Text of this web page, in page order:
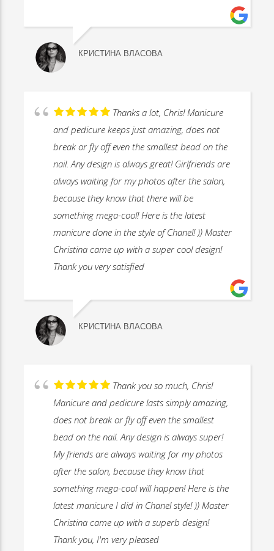
КРИСТИНА ВЛАСОВА
Thanks a lot, Chris! Manicure
and pedicure keeps just amazing, does not
break or fly off even the smallest bead on the
nail. Any design is always great! Girlfriends are
always waiting for my photos after the salon,
because they know that there will be
something mega-cool! Here is the latest
manicure done in the style of Chanel! )) Master
Christina came up with a super cool design!
Thank you very satisfied
КРИСТИНА ВЛАСОВА
Thank you so much, Chris!
Manicure and pedicure lasts simply amazing,
does not break or fly off even the smallest
bead on the nail. Any design is always super!
My friends are always waiting for my photos
after the salon, because they know that
something mega-cool will happen! Here is the
latest manicure I did in Chanel style! )) Master
Christina came up with a superb design!
Thank you, I'm very pleased